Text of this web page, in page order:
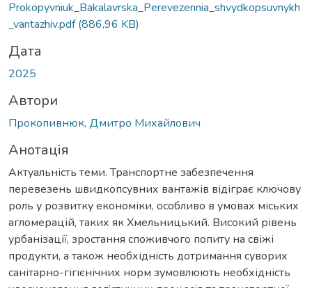
Prokopyvniuk_Bakalavrska_Perevezennia_shvydkopsuvnykh
_vantazhiv.pdf(886,96 KB)
Дата
2025
Автори
Прокопивнюк, Дмитро Михайлович
Анотація
Актуальність теми. Транспортне забезпечення
перевезень швидкопсувних вантажів відіграє ключову
роль у розвитку економіки, особливо в умовах міських
агломерацій, таких як Хмельницький. Високий рівень
урбанізації, зростання споживчого попиту на свіжі
продукти, а також необхідність дотримання суворих
санітарно-гігієнічних норм зумовлюють необхідність